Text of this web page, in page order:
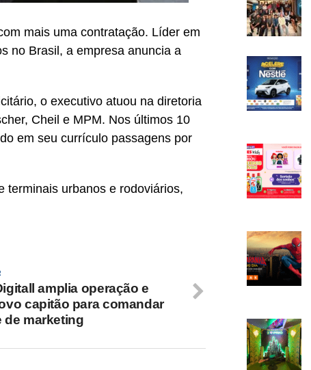
mais uma contratação. Líder em
no Brasil, a empresa anuncia a
o executivo atuou na diretoria
Cheil e MPM. Nos últimos 10
em seu currículo passagens por
terminais urbanos e rodoviários,
amplia operação e
capitão para comandar
de marketing